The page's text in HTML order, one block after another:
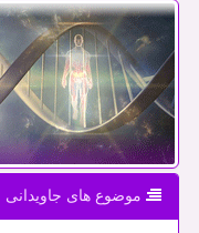
موضوع های جاویدانی